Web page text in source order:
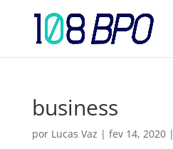
business
por Lucas Vaz | fev 14, 2020|